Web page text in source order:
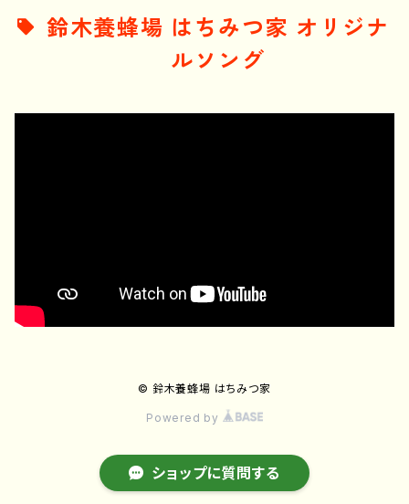
ジェラート
鈴木養蜂場 はちみつ家 オリジナ
ルソング
© 鈴木養蜂場 はちみつ家
Powered by
ショップに質問する